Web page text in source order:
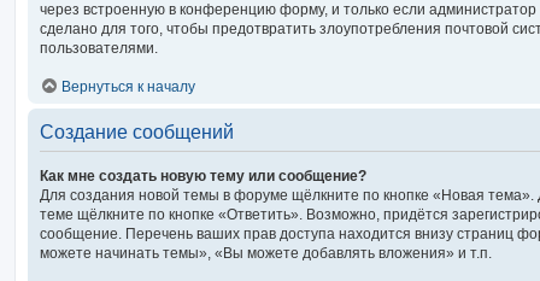
через встроенную в конференцию форму, и только если
сделано для того, чтобы предотвратить злоупотребления почтовой
пользователями.
Вернуться к началу
Создание сообщений
Как мне создать новую тему или сообщение?
Для создания новой темы в форуме щёлкните по кнопке «Новая
теме щёлкните по кнопке «Ответить». Возможно, придётся
сообщение. Перечень ваших прав доступа находится внизу страниц
можете начинать темы», «Вы можете добавлять вложения» и т.п.